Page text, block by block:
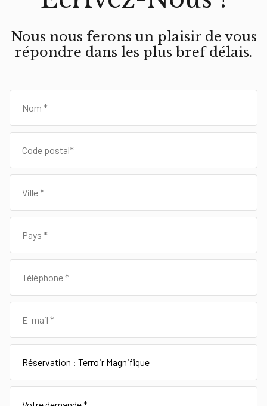
Nous nous ferons un plaisir de vous
répondre dans les plus bref délais.